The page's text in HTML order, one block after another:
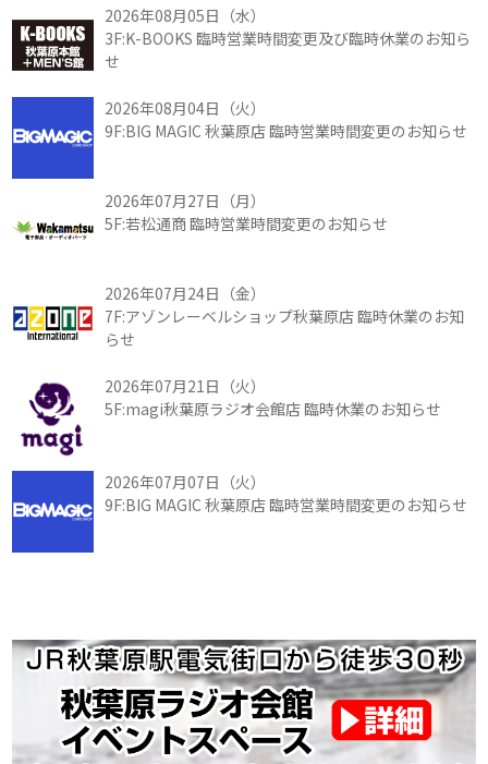
2026年08月05日（水）
3F:K-BOOKS 臨時営業時間変更及び臨時休業のお知ら
せ
2026年08月04日（火）
9F:BIG MAGIC 秋葉原店 臨時営業時間変更のお知らせ
2026年07月27日（月）
5F:若松通商 臨時営業時間変更のお知らせ
2026年07月24日（金）
7F:アゾンレーベルショップ秋葉原店 臨時休業のお知
らせ
2026年07月21日（火）
5F:magi秋葉原ラジオ会館店 臨時休業のお知らせ
2026年07月07日（火）
9F:BIG MAGIC 秋葉原店 臨時営業時間変更のお知らせ